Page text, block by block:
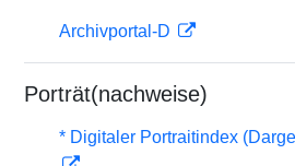
Archivportal-D
Porträt(nachweise)
* Digitaler Portraitindex